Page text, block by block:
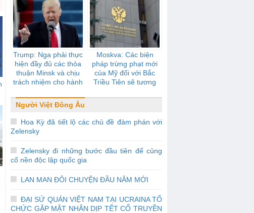
Trump: Nga phải thực
hiện đầy đủ các thỏa
thuận Minsk và chịu
trách nhiệm cho hành
và Donbass
Moskva: Các biện
pháp trừng phạt mới
của Mỹ đối với Bắc
Triều Tiên sẽ tương
Người Việt Đông Âu
Hoa Kỳ đã tiết lộ các chủ đề đàm phán với
Zelensky
Zelensky đi những bước đầu tiên để củng
cố nền độc lập quốc gia
LAN MAN ĐÔI CHUYỆN ĐẦU NĂM MỚI
ĐẠI SỨ QUÁN VIỆT NAM TẠI UCRAINA TỔ
CHỨC GẶP MẶT NHÂN DỊP TẾT CỔ TRUYỀN